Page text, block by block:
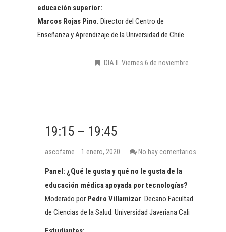
educación superior:
Marcos Rojas Pino. Director del Centro de
Enseñanza y Aprendizaje de la Universidad de Chile
DIA II. Viernes 6 de noviembre
19:15 – 19:45
ascofame 1 enero, 2020 No hay comentarios
Panel: ¿Qué le gusta y qué no le gusta de la
educación médica apoyada por tecnologías?
Moderado por Pedro Villamizar. Decano Facultad
de Ciencias de la Salud. Universidad Javeriana Cali